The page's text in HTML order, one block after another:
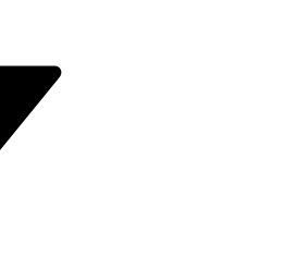
dine søgeord.